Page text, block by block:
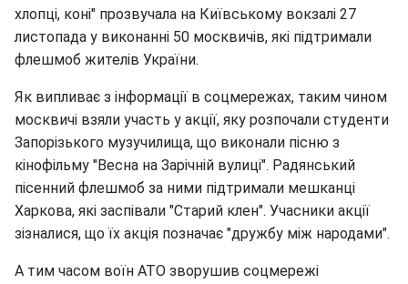
хлопці, коні" прозвучала на Київському вокзалі 27
листопада у виконанні 50 москвичів, які підтримали
флешмоб жителів України.
Як випливає з інформації в соцмережах, таким чином
москвичі взяли участь у акції, яку розпочали студенти
Запорізького музучилища, що виконали пісню з
кінофільму "Весна на Зарічній вулиці". Радянський
пісенний флешмоб за ними підтримали мешканці
Харкова, які заспівали "Старий клен". Учасники акції
зізналися, що їх акція позначає "дружбу між народами".
А тим часом воїн АТО зворушив соцмережі